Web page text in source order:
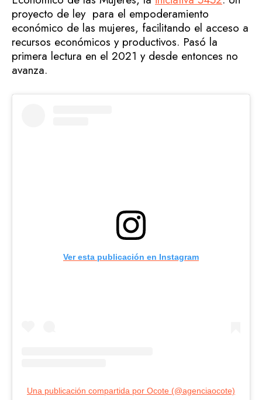
proyecto de ley para el empoderamiento
económico de las mujeres, facilitando el acceso a
recursos económicos y productivos. Pasó la
primera lectura en el 2021 y desde entonces no
avanza.
Ver esta publicación en Instagram
Una publicación compartida por Ocote (@agenciaocote)